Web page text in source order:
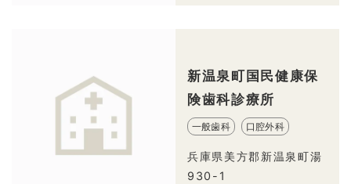
新温泉町国民健康保
険歯科診療所
一般歯科 口腔外科
兵庫県美方郡新温泉町湯
930-1